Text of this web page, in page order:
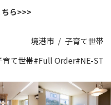
ら>>>
境港市 / 子育て世帯
育て世帯#Full Order#NE-ST